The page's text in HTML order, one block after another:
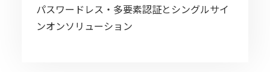
パスワードレス・多要素認証とシングルサイ
ンオンソリューション